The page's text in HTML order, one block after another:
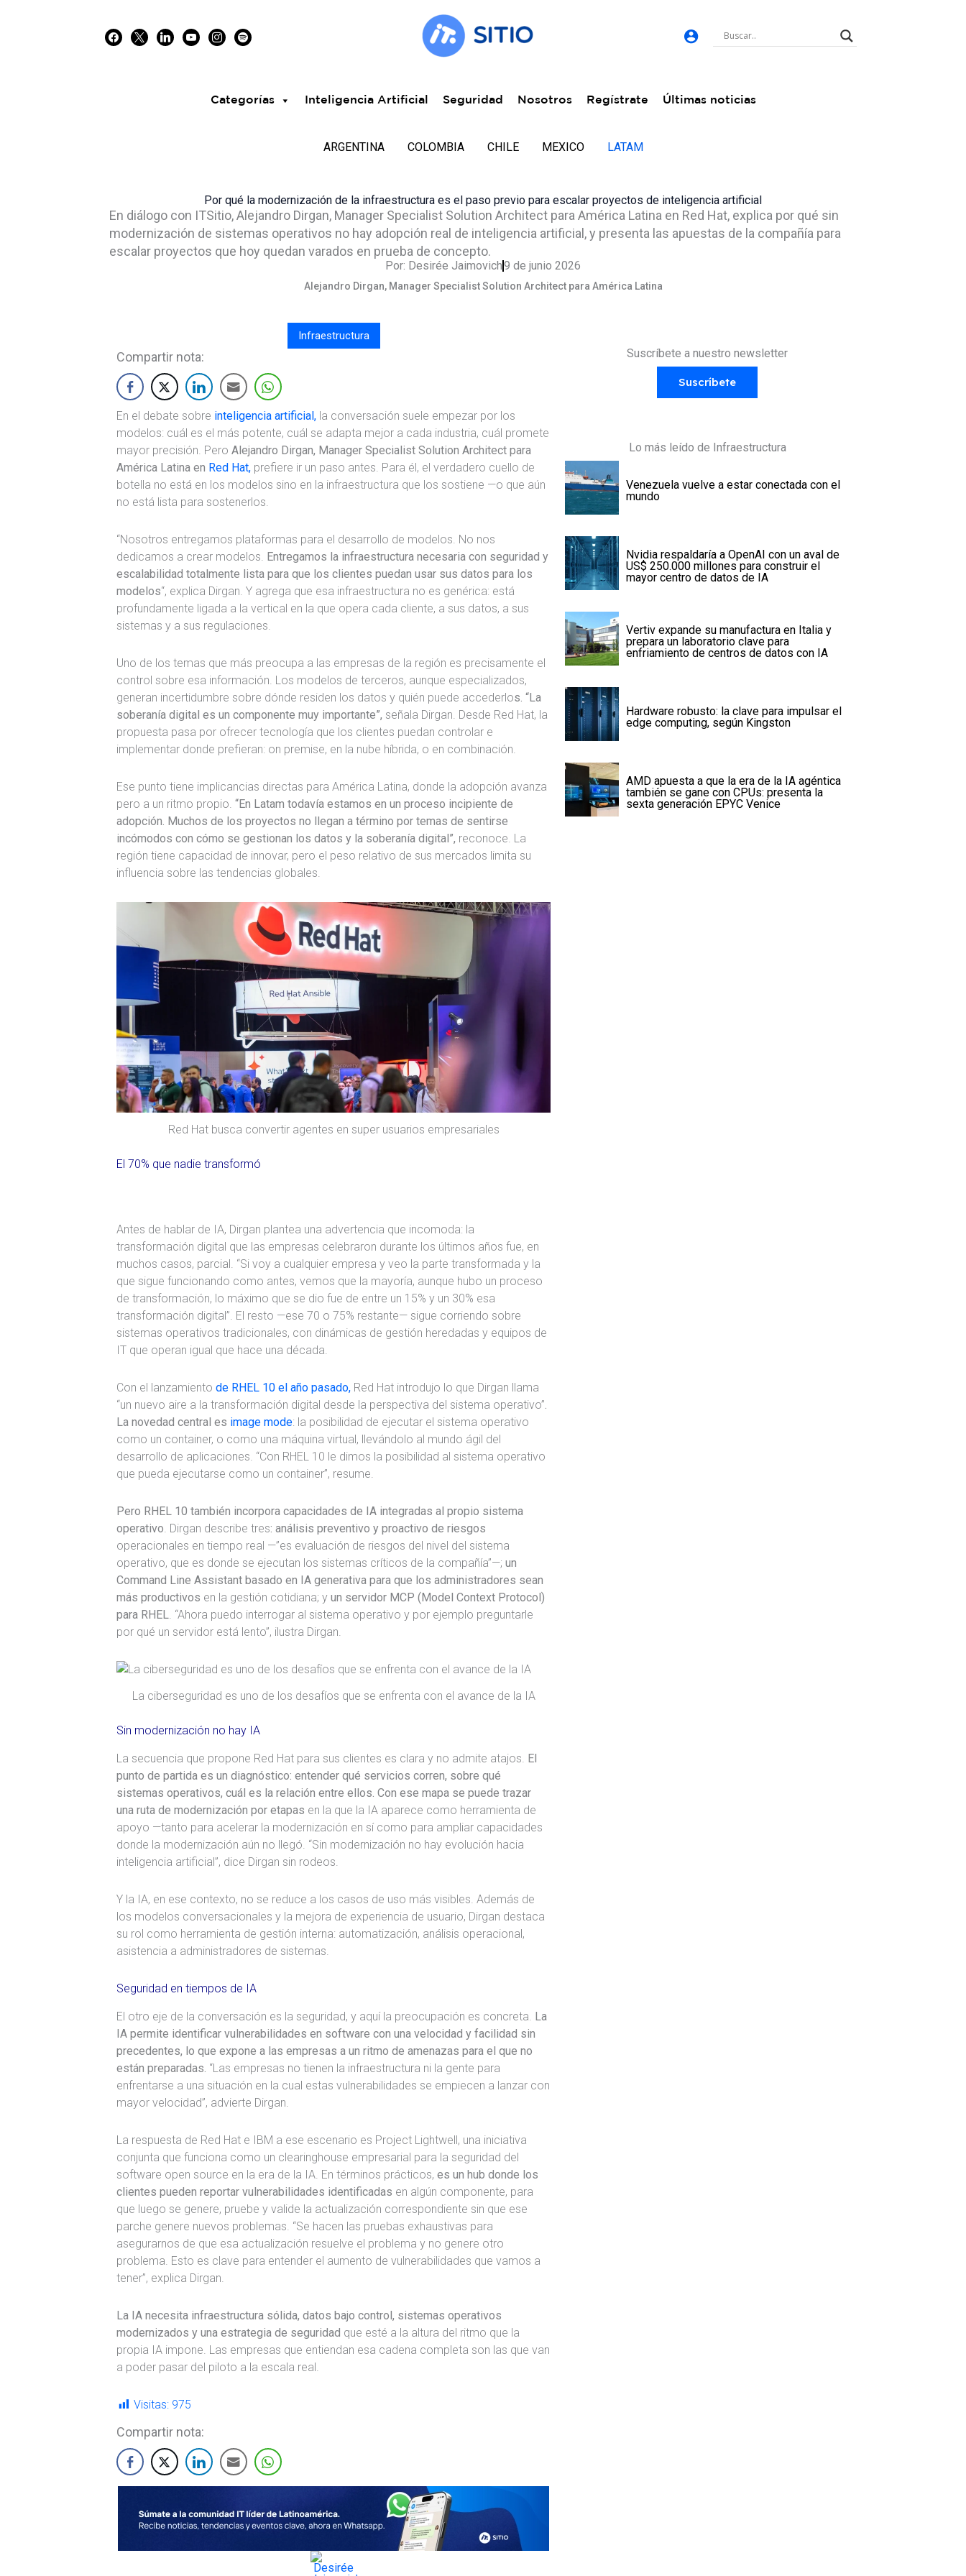
Categorías Inteligencia Artificial Seguridad Nosotros Regístrate Últimas noticias
ARGENTINA COLOMBIA CHILE MEXICO LATAM
Por qué la modernización de la infraestructura es el paso previo para escalar proyectos de inteligencia artificial
En diálogo con ITSitio, Alejandro Dirgan, Manager Specialist Solution Architect para América Latina en Red Hat, explica por qué sin
modernización de sistemas operativos no hay adopción real de inteligencia artificial, y presenta las apuestas de la compañía para
escalar proyectos que hoy quedan varados en prueba de concepto.
Por: Desirée Jaimovich9 de junio 2026
Alejandro Dirgan, Manager Specialist Solution Architect para América Latina
Infraestructura
Compartir nota:
En el debate sobre inteligencia artificial, la conversación suele empezar por los
modelos: cuál es el más potente, cuál se adapta mejor a cada industria, cuál promete
mayor precisión. Pero Alejandro Dirgan, Manager Specialist Solution Architect para
América Latina en Red Hat, prefiere ir un paso antes. Para él, el verdadero cuello de
botella no está en los modelos sino en la infraestructura que los sostiene —o que aún
no está lista para sostenerlos.
“Nosotros entregamos plataformas para el desarrollo de modelos. No nos
dedicamos a crear modelos. Entregamos la infraestructura necesaria con seguridad y
escalabilidad totalmente lista para que los clientes puedan usar sus datos para los
modelos“, explica Dirgan. Y agrega que esa infraestructura no es genérica: está
profundamente ligada a la vertical en la que opera cada cliente, a sus datos, a sus
sistemas y a sus regulaciones.
Uno de los temas que más preocupa a las empresas de la región es precisamente el
control sobre esa información. Los modelos de terceros, aunque especializados,
generan incertidumbre sobre dónde residen los datos y quién puede accederlos. “La
soberanía digital es un componente muy importante”, señala Dirgan. Desde Red Hat, la
propuesta pasa por ofrecer tecnología que los clientes puedan controlar e
implementar donde prefieran: on premise, en la nube híbrida, o en combinación.
Ese punto tiene implicancias directas para América Latina, donde la adopción avanza
pero a un ritmo propio. “En Latam todavía estamos en un proceso incipiente de
adopción. Muchos de los proyectos no llegan a término por temas de sentirse
incómodos con cómo se gestionan los datos y la soberanía digital”, reconoce. La
región tiene capacidad de innovar, pero el peso relativo de sus mercados limita su
influencia sobre las tendencias globales.
Red Hat busca convertir agentes en super usuarios empresariales
El 70% que nadie transformó
Antes de hablar de IA, Dirgan plantea una advertencia que incomoda: la
transformación digital que las empresas celebraron durante los últimos años fue, en
muchos casos, parcial. “Si voy a cualquier empresa y veo la parte transformada y la
que sigue funcionando como antes, vemos que la mayoría, aunque hubo un proceso
de transformación, lo máximo que se dio fue de entre un 15% y un 30% esa
transformación digital”. El resto —ese 70 o 75% restante— sigue corriendo sobre
sistemas operativos tradicionales, con dinámicas de gestión heredadas y equipos de
IT que operan igual que hace una década.
Con el lanzamiento de RHEL 10 el año pasado, Red Hat introdujo lo que Dirgan llama
“un nuevo aire a la transformación digital desde la perspectiva del sistema operativo”.
La novedad central es image mode: la posibilidad de ejecutar el sistema operativo
como un container, o como una máquina virtual, llevándolo al mundo ágil del
desarrollo de aplicaciones. “Con RHEL 10 le dimos la posibilidad al sistema operativo
que pueda ejecutarse como un container”, resume.
Pero RHEL 10 también incorpora capacidades de IA integradas al propio sistema
operativo. Dirgan describe tres: análisis preventivo y proactivo de riesgos
operacionales en tiempo real —”es evaluación de riesgos del nivel del sistema
operativo, que es donde se ejecutan los sistemas críticos de la compañía”—; un
Command Line Assistant basado en IA generativa para que los administradores sean
más productivos en la gestión cotidiana; y un servidor MCP (Model Context Protocol)
para RHEL. “Ahora puedo interrogar al sistema operativo y por ejemplo preguntarle
por qué un servidor está lento”, ilustra Dirgan.
La ciberseguridad es uno de los desafíos que se enfrenta con el avance de la IA
Sin modernización no hay IA
La secuencia que propone Red Hat para sus clientes es clara y no admite atajos. El
punto de partida es un diagnóstico: entender qué servicios corren, sobre qué
sistemas operativos, cuál es la relación entre ellos. Con ese mapa se puede trazar
una ruta de modernización por etapas en la que la IA aparece como herramienta de
apoyo —tanto para acelerar la modernización en sí como para ampliar capacidades
donde la modernización aún no llegó. “Sin modernización no hay evolución hacia
inteligencia artificial”, dice Dirgan sin rodeos.
Y la IA, en ese contexto, no se reduce a los casos de uso más visibles. Además de
los modelos conversacionales y la mejora de experiencia de usuario, Dirgan destaca
su rol como herramienta de gestión interna: automatización, análisis operacional,
asistencia a administradores de sistemas.
Seguridad en tiempos de IA
El otro eje de la conversación es la seguridad, y aquí la preocupación es concreta. La
IA permite identificar vulnerabilidades en software con una velocidad y facilidad sin
precedentes, lo que expone a las empresas a un ritmo de amenazas para el que no
están preparadas. “Las empresas no tienen la infraestructura ni la gente para
enfrentarse a una situación en la cual estas vulnerabilidades se empiecen a lanzar con
mayor velocidad”, advierte Dirgan.
La respuesta de Red Hat e IBM a ese escenario es Project Lightwell, una iniciativa
conjunta que funciona como un clearinghouse empresarial para la seguridad del
software open source en la era de la IA. En términos prácticos, es un hub donde los
clientes pueden reportar vulnerabilidades identificadas en algún componente, para
que luego se genere, pruebe y valide la actualización correspondiente sin que ese
parche genere nuevos problemas. “Se hacen las pruebas exhaustivas para
asegurarnos de que esa actualización resuelve el problema y no genere otro
problema. Esto es clave para entender el aumento de vulnerabilidades que vamos a
tener”, explica Dirgan.
La IA necesita infraestructura sólida, datos bajo control, sistemas operativos
modernizados y una estrategia de seguridad que esté a la altura del ritmo que la
propia IA impone. Las empresas que entiendan esa cadena completa son las que van
a poder pasar del piloto a la escala real.
Visitas: 975
Compartir nota:
Suscríbete a nuestro newsletter
Suscríbete
Lo más leído de Infraestructura
Venezuela vuelve a estar conectada con el
mundo
Nvidia respaldaría a OpenAI con un aval de
US$ 250.000 millones para construir el
mayor centro de datos de IA
Vertiv expande su manufactura en Italia y
prepara un laboratorio clave para
enfriamiento de centros de datos con IA
Hardware robusto: la clave para impulsar el
edge computing, según Kingston
AMD apuesta a que la era de la IA agéntica
también se gane con CPUs: presenta la
sexta generación EPYC Venice